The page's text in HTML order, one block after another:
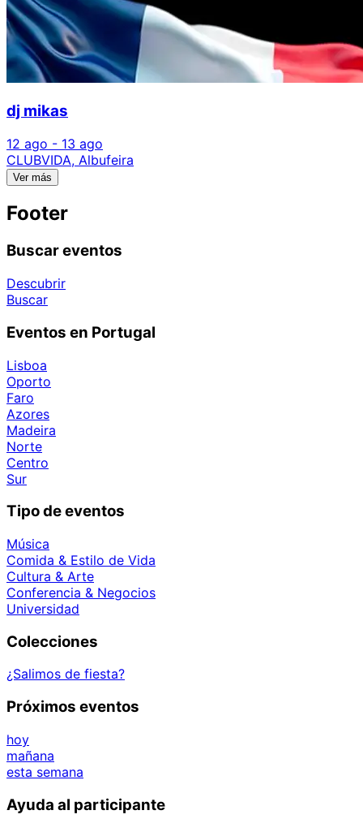
dj mikas
12 ago - 13 ago
CLUBVIDA, Albufeira
Ver más
Footer
Buscar eventos
Descubrir
Buscar
Eventos en Portugal
Lisboa
Oporto
Faro
Azores
Madeira
Norte
Centro
Sur
Tipo de eventos
Música
Comida & Estilo de Vida
Cultura & Arte
Conferencia & Negocios
Universidad
Colecciones
¿Salimos de fiesta?
Próximos eventos
hoy
mañana
esta semana
Ayuda al participante